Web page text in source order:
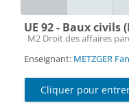
UE 92 - Baux civils
Catégorie de cours
M2 Droit des affaires
Enseignant: METZGER
Cliquer pour